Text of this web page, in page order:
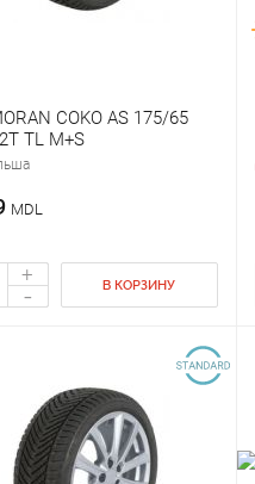
COKO AS 175/65
TL M+S
MDL
+
- В КОРЗИНУ